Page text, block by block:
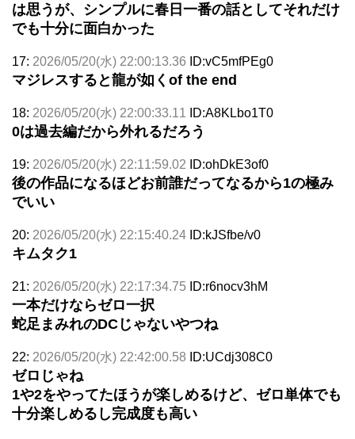
は思うが、シンプルに春日一番の話としてそれだけ
でも十分に面白かった
17: 2026/05/20(水) 22:00:13.36 ID:vC5mfPEg0
マジレスすると龍が如くof the end
18: 2026/05/20(水) 22:00:33.11 ID:A8KLbo1T0
0は過去編だから外れるだろう
19: 2026/05/20(水) 22:11:59.02 ID:ohDkE3of0
後の作品になるほどお前誰だってなるから1の極み
でいい
20: 2026/05/20(水) 22:15:40.24 ID:kJSfbe/v0
キムタク1
21: 2026/05/20(水) 22:17:34.75 ID:r6nocv3hM
一本だけならゼロ一択
蛇足まみれのDCじゃないやつね
22: 2026/05/20(水) 22:42:00.58 ID:UCdj308C0
ゼロじゃね
1や2をやってたほうが楽しめるけど、ゼロ単体でも
十分楽しめるし完成度も高い